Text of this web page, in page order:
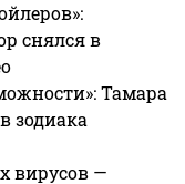
снялся в
Тамара
зодиака
вирусов —